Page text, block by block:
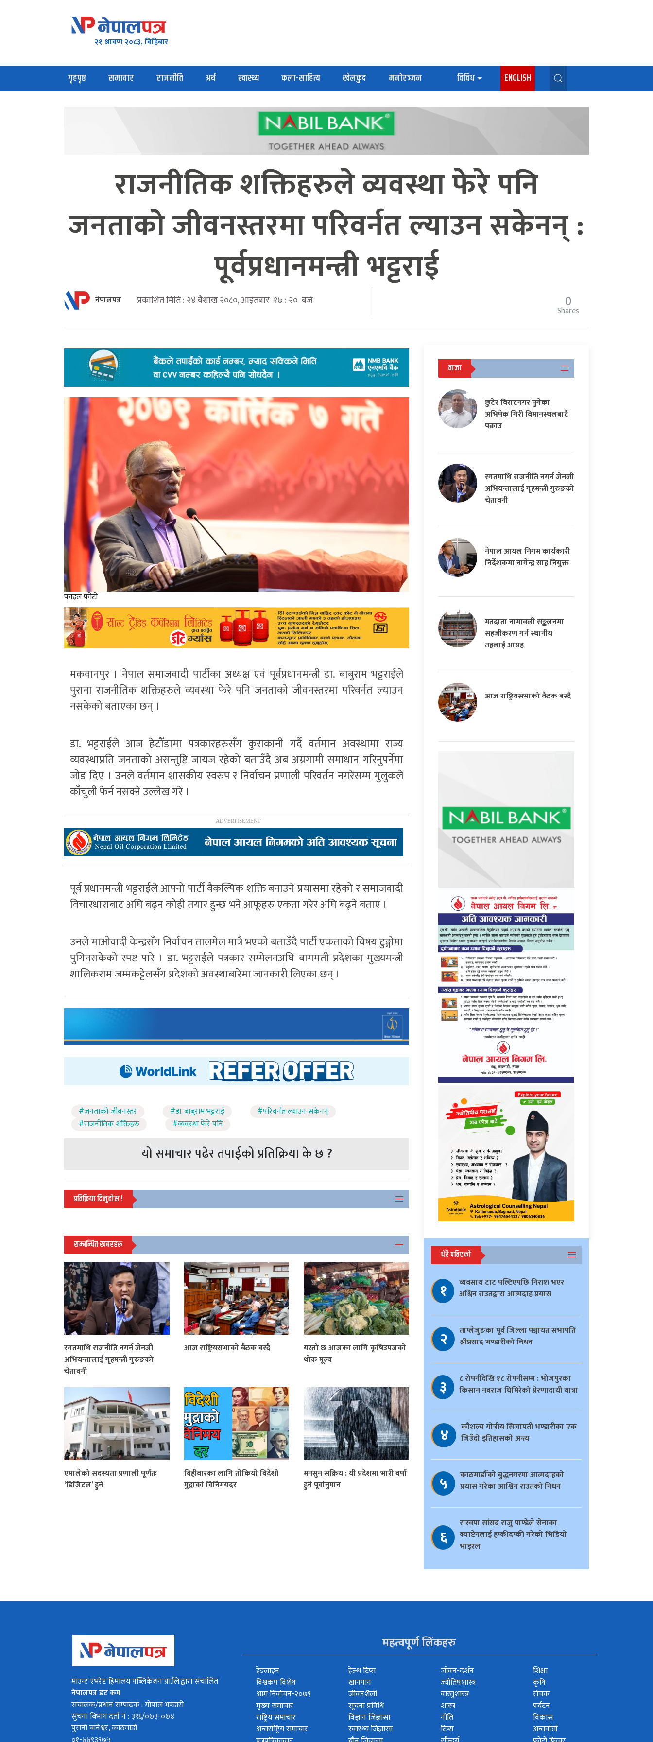
२१ श्रावण २०८३, बिहिबार
गृहपृष्ठ समाचार राजनीति अर्थ स्वास्थ्य कला-साहित्य खेलकुद मनोरञ्जन विविध ENGLISH
राजनीतिक शक्तिहरुले व्यवस्था फेरे पनि
जनताको जीवनस्तरमा परिवर्नत ल्याउन सकेनन् :
पूर्वप्रधानमन्त्री भट्टराई
नेपालपत्र प्रकाशित मिति : २४ बैशाख २०८०, आइतबार १७ : २० बजे 0
Shares
फाइल फोटो
मकवानपुर । नेपाल समाजवादी पार्टीका अध्यक्ष एवं पूर्वप्रधानमन्त्री डा. बाबुराम भट्टराईले
पुराना राजनीतिक शक्तिहरुले व्यवस्था फेरे पनि जनताको जीवनस्तरमा परिवर्नत ल्याउन
नसकेको बताएका छन् ।
डा. भट्टराईले आज हेटौँडामा पत्रकारहरुसँग कुराकानी गर्दै वर्तमान अवस्थामा राज्य
व्यवस्थाप्रति जनताको असन्तुष्टि जायज रहेको बताउँदै अब अग्रगामी समाधान गरिनुपर्नेमा
जोड दिए । उनले वर्तमान शासकीय स्वरुप र निर्वाचन प्रणाली परिवर्तन नगरेसम्म मुलुकले
काँचुली फेर्न नसक्ने उल्लेख गरे ।
पूर्व प्रधानमन्त्री भट्टराईले आफ्नो पार्टी वैकल्पिक शक्ति बनाउने प्रयासमा रहेको र समाजवादी
विचारधाराबाट अघि बढ्न कोही तयार हुन्छ भने आफूहरु एकता गरेर अघि बढ्ने बताए ।
उनले माओवादी केन्द्रसँग निर्वाचन तालमेल मात्रै भएको बताउँदै पार्टी एकताको विषय टुङ्गोमा
पुगिनसकेको स्पष्ट पारे । डा. भट्टराईले पत्रकार सम्मेलनअघि बागमती प्रदेशका मुख्यमन्त्री
शालिकराम जम्मकट्टेलसँग प्रदेशको अवस्थाबारेमा जानकारी लिएका छन् ।
#जनताको जीवनस्तर #डा. बाबुराम भट्टराई
#परिवर्नत ल्याउन सकेनन्
#राजनीतिक शक्तिहरु
#व्यवस्था फेरे पनि
यो समाचार पढेर तपाईको प्रतिक्रिया के छ ?
प्रतिक्रिया दिनुहोस !
सम्बन्धित खबरहरु
रगतमाथि राजनीति नगर्न जेनजी
अभियन्तालाई गृहमन्त्री गुरुङको
चेतावनी
आज राष्ट्रियसभाको बैठक बस्दै
यस्तो छ आजका लागि कृषिउपजको
थोक मूल्य
एमालेको सदस्यता प्रणाली पूर्णतः
‘डिजिटल’ हुने
बिहीबारका लागि तोकियो विदेशी
मुद्राको विनिमयदर
मनसुन सक्रिय : यी प्रदेशमा भारी वर्षा
हुने पूर्वानुमान
ताजा
छुटेर विराटनगर पुगेका
अभिषेक गिरी विमानस्थलबाटै
पक्राउ
रगतमाथि राजनीति नगर्न जेनजी
अभियन्तालाई गृहमन्त्री गुरुङको
चेतावनी
नेपाल आयल निगम कार्यकारी
निर्देशकमा नागेन्द्र साह नियुक्त
मतदाता नामावली सङ्कलनमा
सहजीकरण गर्न स्थानीय
तहलाई आग्रह
आज राष्ट्रियसभाको बैठक बस्दै
धेरै पढिएको
१
व्यवसाय टाट पल्टिएपछि निराश भएर
अश्विन राउतद्वारा आत्मदाह प्रयास
२
ताप्लेजुङका पूर्व जिल्ला पञ्चायत सभापति
श्रीप्रसाद भण्डारीको निधन
३
८ रोपनीदेखि १८ रोपनीसम्म : भोजपुरका
किसान नवराज घिमिरेको प्रेरणादायी यात्रा
४
काैशल्य गोत्रीय सिजापती भण्डारीका एक
जिउँदो इतिहासको अन्त्य
५
काठमाडौँको बुद्धनगरमा आत्मदाहको
प्रयास गरेका आश्विन राउतको निधन
६
रास्वपा सांसद राजु पाण्डेले सेनाका
क्याप्टेनलाई हप्कीदप्की गरेको भिडियो
भाइरल
माउन्ट एभरेष्ट हिमालय पब्लिकेशन प्रा.लि.द्वारा संचालित
नेपालपत्र डट कम
संचालक/प्रधान सम्पादक : गोपाल भण्डारी
सुचना बिभाग दर्ता नं : ३९६/०७३-०७४
पुरानो बानेश्वर, काठमाडौं
महत्वपूर्ण लिंकहरु
हेडलाइन
विश्वकप विशेष
आम निर्वाचन-२०७९
मुख्य समाचार
राष्ट्रिय समाचार
अन्तर्राष्ट्रिय समाचार
हेल्थ टिप्स
खानपान
जीवनशैली
सूचना प्रविधि
विज्ञान जिज्ञासा
स्वास्थ्य जिज्ञासा
जीवन-दर्शन
ज्योतिषशास्त्र
वास्तुशास्त्र
शास्त्र
नीति
टिप्स
शिक्षा
कृषि
रोचक
पर्यटन
विकास
अन्तर्वार्ता